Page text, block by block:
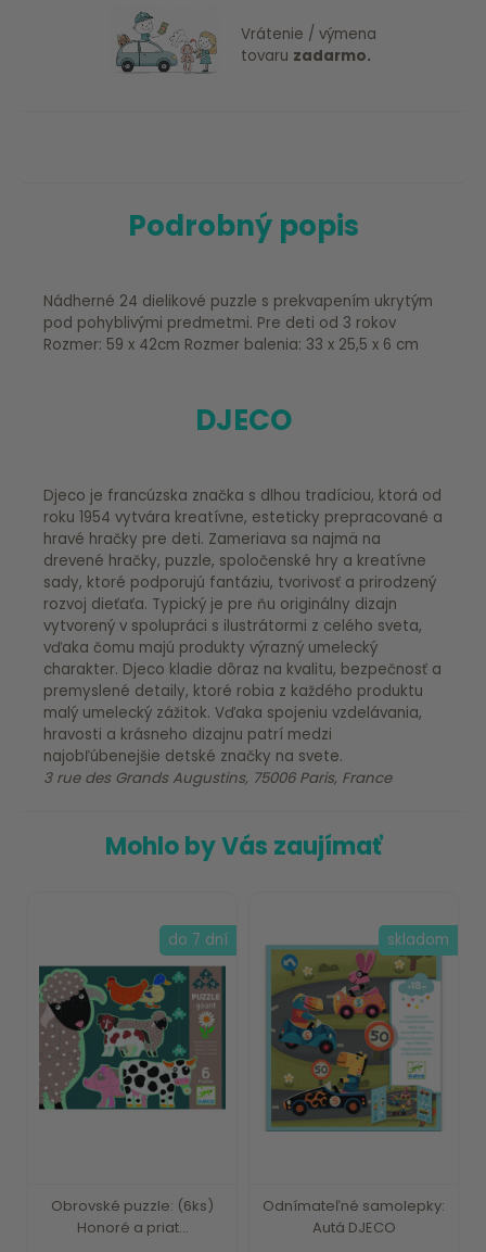
Vrátenie / výmena
tovaru zadarmo.
Podrobný popis
Nádherné 24 dielikové puzzle s prekvapením ukrytým
pod pohyblivými predmetmi. Pre deti od 3 rokov
Rozmer: 59 x 42cm Rozmer balenia: 33 x 25,5 x 6 cm
DJECO
Djeco je francúzska značka s dlhou tradíciou, ktorá od
roku 1954 vytvára kreatívne, esteticky prepracované a
hravé hračky pre deti. Zameriava sa najmä na
drevené hračky, puzzle, spoločenské hry a kreatívne
sady, ktoré podporujú fantáziu, tvorivosť a prirodzený
rozvoj dieťaťa. Typický je pre ňu originálny dizajn
vytvorený v spolupráci s ilustrátormi z celého sveta,
vďaka čomu majú produkty výrazný umelecký
charakter. Djeco kladie dôraz na kvalitu, bezpečnosť a
premyslené detaily, ktoré robia z každého produktu
malý umelecký zážitok. Vďaka spojeniu vzdelávania,
hravosti a krásneho dizajnu patrí medzi
najobľúbenejšie detské značky na svete.
3 rue des Grands Augustins, 75006 Paris, France
Mohlo by Vás zaujímať
Obrovské puzzle: (6ks)
Honoré a priat...
do 7 dní
Odnímateľné samolepky:
Autá DJECO
skladom